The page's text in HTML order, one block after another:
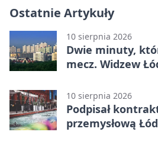
Ostatnie Artykuły
10 sierpnia 2026
Dwie minuty,
mecz. Widzew
10 sierpnia 2026
Podpisał
przemysłową